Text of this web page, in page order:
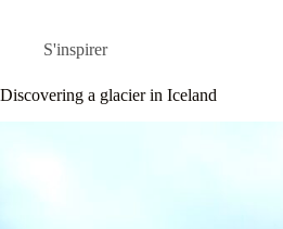
S'inspirer
Discovering a glacier in Iceland